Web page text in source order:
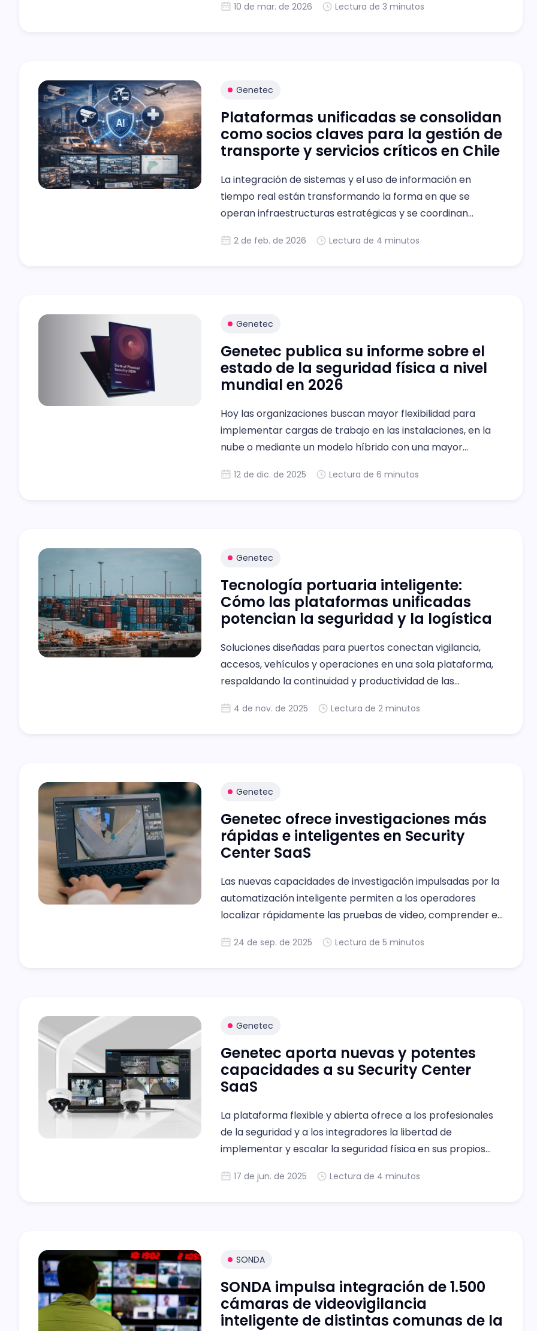
y del programa de canales, compartir tendencias y ofrecer
10 de mar. de 2026 Lectura de 3 minutos
Genetec
Plataformas unificadas se consolidan
como socios claves para la gestión de
transporte y servicios críticos en Chile
La integración de sistemas y el uso de información en
tiempo real están transformando la forma en que se
operan infraestructuras estratégicas y se coordinan
2 de feb. de 2026 Lectura de 4 minutos
Genetec
Genetec publica su informe sobre el
estado de la seguridad física a nivel
mundial en 2026
Hoy las organizaciones buscan mayor flexibilidad para
implementar cargas de trabajo en las instalaciones, en la
nube o mediante un modelo híbrido con una mayor
12 de dic. de 2025 Lectura de 6 minutos
Genetec
Tecnología portuaria inteligente:
Cómo las plataformas unificadas
potencian la seguridad y la logística
Soluciones diseñadas para puertos conectan vigilancia,
accesos, vehículos y operaciones en una sola plataforma,
respaldando la continuidad y productividad de las
4 de nov. de 2025 Lectura de 2 minutos
Genetec
Genetec ofrece investigaciones más
rápidas e inteligentes en Security
Center SaaS
Las nuevas capacidades de investigación impulsadas por la
automatización inteligente permiten a los operadores
localizar rápidamente las pruebas de video, comprender el
24 de sep. de 2025 Lectura de 5 minutos
Genetec
Genetec aporta nuevas y potentes
capacidades a su Security Center
SaaS
La plataforma flexible y abierta ofrece a los profesionales
de la seguridad y a los integradores la libertad de
implementar y escalar la seguridad física en sus propios
17 de jun. de 2025 Lectura de 4 minutos
SONDA
SONDA impulsa integración de 1.500
cámaras de videovigilancia
inteligente de distintas comunas de la